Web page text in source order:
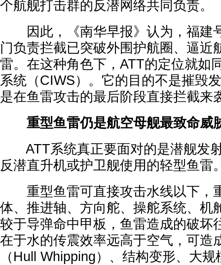
个航舰打击群的反潜网络共同负责。
因此，《南华早报》认为，福建
门负责拦截已突破外围护航圈、逼近
雷。在这种角色下，ATT的定位就如
系统（CIWS）。它的目的不是摧毁
是在鱼雷攻击的最后阶段直接拦截来
重型鱼雷仍是航空母舰最致命威
ATT系统真正要面对的是潜舰发
反潜直升机或护卫舰使用的轻型鱼雷
重型鱼雷可直接攻击水线以下，
体、推进轴、方向舵、操舵系统、机
较于导弹命中甲板，鱼雷造成的破坏
在于水的传震效率远高于空气，可造
（Hull Whipping）、结构变形、大